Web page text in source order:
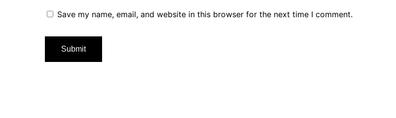
Save my name, email, and website in this browser for the next time I comment.